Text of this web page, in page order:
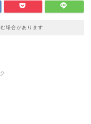
場合があります